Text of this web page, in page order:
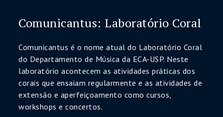
Comunicantus: Laboratório Coral
Comunicantus é o nome atual do Laboratório Coral
do Departamento de Música da ECA-USP. Neste
laboratório acontecem as atividades práticas dos
corais que ensaiam regularmente e as atividades de
extensão e aperfeiçoamento como cursos,
workshops e concertos.